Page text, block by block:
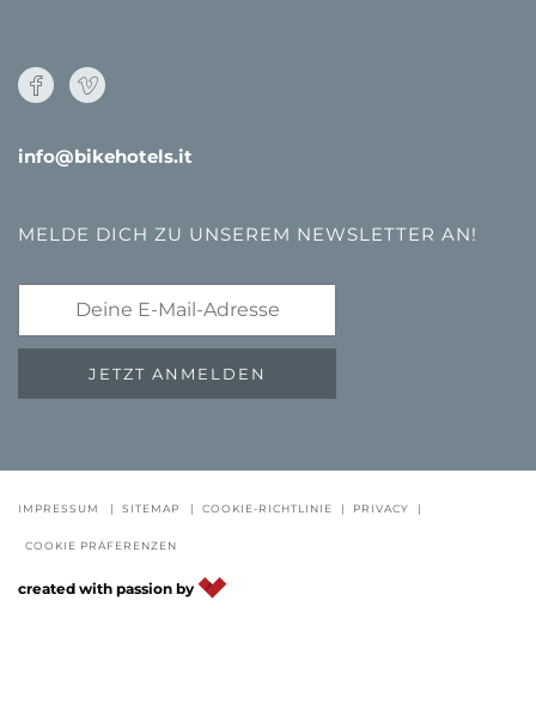
GUTSCHEINE FAQ - QUALITÄTSGARANTIE
info@bikehotels.it
MELDE DICH ZU UNSEREM NEWSLETTER AN!
JETZT ANMELDEN
IMPRESSUM | SITEMAP | COOKIE-RICHTLINIE | PRIVACY |
COOKIE PRÄFERENZEN
created with passion by